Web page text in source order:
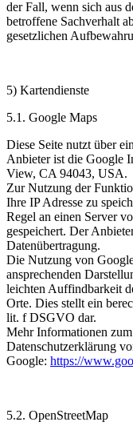
der Fall, wenn sich aus
betroffene Sachverhalt
gesetzlichen
5) Kartendienste
5.1. Google Maps
Diese Seite nutzt über
Anbieter ist die Google
View, CA 94043, USA.
Zur Nutzung der
Ihre IP Adresse zu
Regel an einen Server
gespeichert. Der
Datenübertragung.
Die Nutzung von
ansprechenden
leichten Auffindbarkeit
Orte. Dies stellt ein
lit. f DSGVO dar.
Mehr Informationen
Datenschutzerklärung
Google: https://
5.2. OpenStreetMap